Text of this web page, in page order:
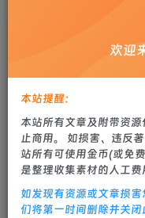
10个月前更新
欢迎
本站提醒：
本站所有文章及附带资
止商用。 如损害、违反
站所有可使用金币(或免
是整理收集素材的人工费
如发现有资源或文章损
们将第一时间删除并关